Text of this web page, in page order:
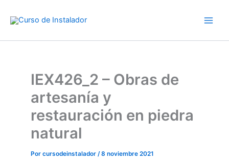
IEX426_2 – Obras de
artesanía y
restauración en piedra
natural
Por cursodeinstalador /8 noviembre 2021